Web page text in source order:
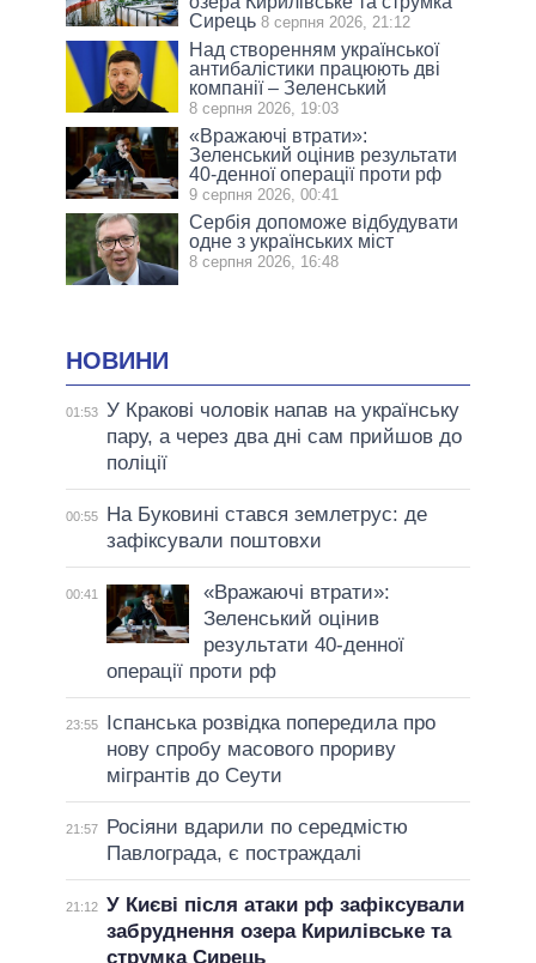
Сирець 8 серпня 2026, 21:12
Над створенням української
антибалістики працюють дві
компанії – Зеленський
8 серпня 2026, 19:03
«Вражаючі втрати»:
Зеленський оцінив результати
40-денної операції проти рф
9 серпня 2026, 00:41
Сербія допоможе відбудувати
одне з українських міст
8 серпня 2026, 16:48
НОВИНИ
01:53 У Кракові чоловік напав на українську
пару, а через два дні сам прийшов до
поліції
00:55
На Буковині стався землетрус: де
зафіксували поштовхи
00:41
«Вражаючі втрати»:
Зеленський оцінив
результати 40-денної
операції проти рф
23:55
Іспанська розвідка попередила про
нову спробу масового прориву
мігрантів до Сеути
21:57
Росіяни вдарили по середмістю
Павлограда, є постраждалі
21:12 У Києві після атаки рф зафіксували
забруднення озера Кирилівське та
струмка Сирець